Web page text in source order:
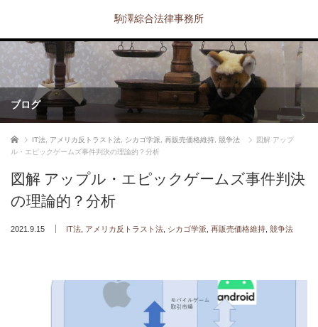
駒澤綜合法律事務所
ブログ
ホーム IT法 アメリカ反トラスト法 シカゴ学派 再販売価格維持 競争法
図解 アップ
ル・エピックゲームズ事件判決の理論的？分析
図解 アップル・エピックゲームズ事件判決
の理論的？分析
2021.9.15 IT法 アメリカ反トラスト法 シカゴ学派 再販売価格維持 競争法